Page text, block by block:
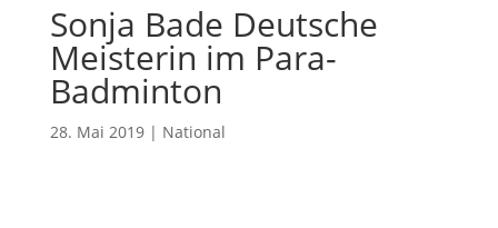
Sonja Bade Deutsche
Meisterin im Para-
Badminton
28. Mai 2019| National